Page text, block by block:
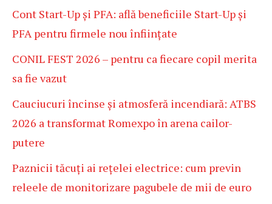
Cont Start-Up și PFA: află beneficiile Start-Up și
PFA pentru firmele nou înființate
CONIL FEST 2026 – pentru ca fiecare copil merita
sa fie vazut
Cauciucuri încinse și atmosferă incendiară: ATBS
2026 a transformat Romexpo în arena cailor-
putere
Paznicii tăcuți ai rețelei electrice: cum previn
releele de monitorizare pagubele de mii de euro